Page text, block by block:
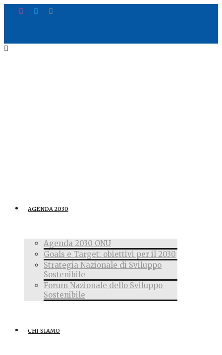
AGENDA 2030
Agenda 2030 ONU
Goals e Target: obiettivi per il 2030
Strategia Nazionale di Sviluppo
Sostenibile
Forum Nazionale dello Sviluppo
Sostenibile
CHI SIAMO